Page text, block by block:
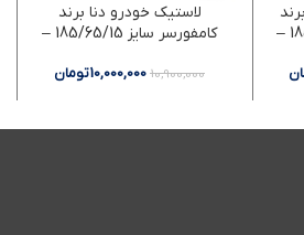
گلدستون سایز 185/65/15 –
لاستیک خودرو دنا برند
کامفورسر سایز 185/65/15 –
10,900,000
10,000,000تومان